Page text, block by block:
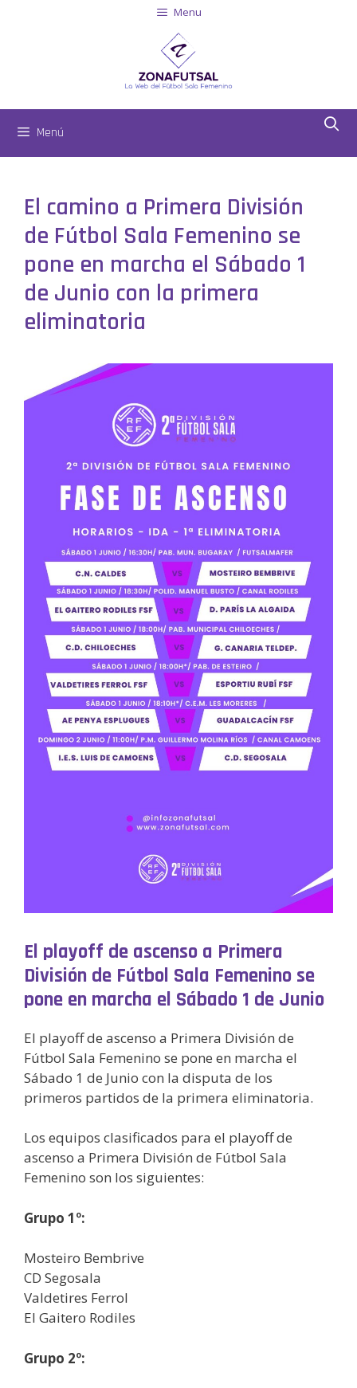
Menu
Menú
El camino a Primera División
de Fútbol Sala Femenino se
pone en marcha el Sábado 1
de Junio con la primera
eliminatoria
El playoff de ascenso a Primera
División de Fútbol Sala Femenino se
pone en marcha el Sábado 1 de Junio
El playoff de ascenso a Primera División de
Fútbol Sala Femenino se pone en marcha el
Sábado 1 de Junio con la disputa de los
primeros partidos de la primera eliminatoria.
Los equipos clasificados para el playoff de
ascenso a Primera División de Fútbol Sala
Femenino son los siguientes:
Grupo 1º:
Mosteiro Bembrive
CD Segosala
Valdetires Ferrol
El Gaitero Rodiles
Grupo 2º: